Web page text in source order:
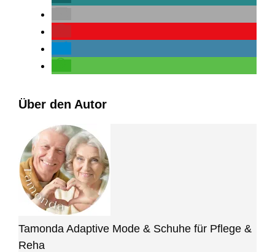
Über den Autor
Tamonda Adaptive Mode & Schuhe für Pflege &
Reha